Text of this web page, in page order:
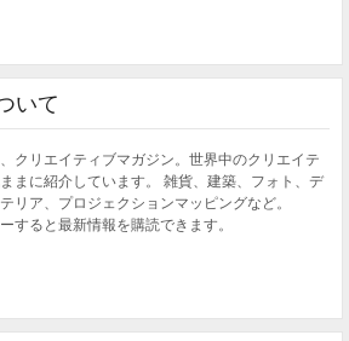
いて
クリエイティブマガジン。世界中のクリエイテ
まに紹介しています。 雑貨、建築、フォト、デ
リア、プロジェクションマッピングなど。
すると最新情報を購読できます。